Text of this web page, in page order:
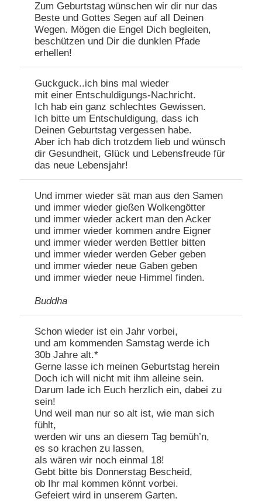
Zum Geburtstag wünschen wir dir nur das
Beste und Gottes Segen auf all Deinen
Wegen. Mögen die Engel Dich begleiten,
beschützen und Dir die dunklen Pfade
erhellen!
Guckguck..ich bins mal wieder
mit einer Entschuldigungs-Nachricht.
Ich hab ein ganz schlechtes Gewissen.
Ich bitte um Entschuldigung, dass ich
Deinen Geburtstag vergessen habe.
Aber ich hab dich trotzdem lieb und wünsch
dir Gesundheit, Glück und Lebensfreude für
das neue Lebensjahr!
Und immer wieder sät man aus den Samen
und immer wieder gießen Wolkengötter
und immer wieder ackert man den Acker
und immer wieder kommen andre Eigner
und immer wieder werden Bettler bitten
und immer wieder werden Geber geben
und immer wieder neue Gaben geben
und immer wieder neue Himmel finden.
Buddha
Schon wieder ist ein Jahr vorbei,
und am kommenden Samstag werde ich
30b Jahre alt.*
Gerne lasse ich meinen Geburtstag herein
Doch ich will nicht mit ihm alleine sein.
Darum lade ich Euch herzlich ein, dabei zu
sein!
Und weil man nur so alt ist, wie man sich
fühlt,
werden wir uns an diesem Tag bemüh’n,
es so krachen zu lassen,
als wären wir noch einmal 18!
Gebt bitte bis Donnerstag Bescheid,
ob Ihr mal kommen könnt vorbei.
Gefeiert wird in unserem Garten.